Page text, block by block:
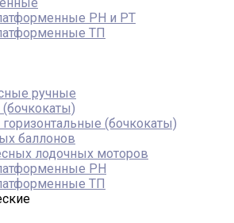
PH и PT
ТП
ручные
(бочкокаты)
баллонов
лодочных моторов
PH
ТП